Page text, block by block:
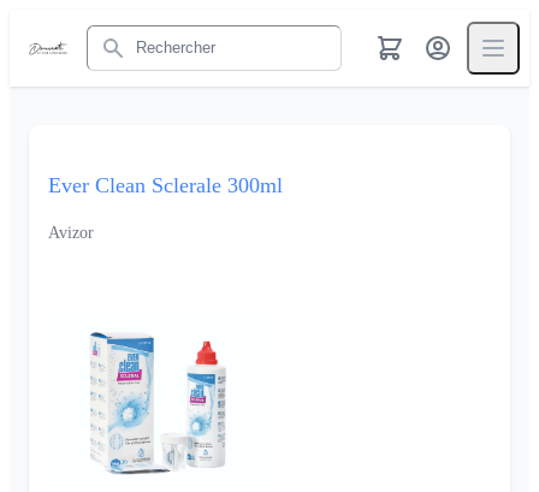
Rechercher
Ever Clean Sclerale 300ml
Avizor